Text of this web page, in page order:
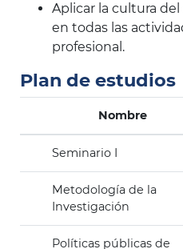
Aplicar la cultura
en todas las
profesional.
Plan de estudios
Nombre
Seminario I
Metodología de la
Investigación
Políticas públicas de